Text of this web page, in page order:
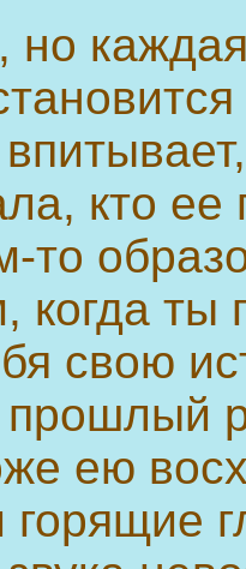
но
кто
то
когда
свою
ею
горящие